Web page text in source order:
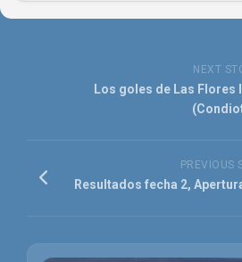
NEXT
Los goles de Las Flores
PREVIOUS
Resultados fecha 2,